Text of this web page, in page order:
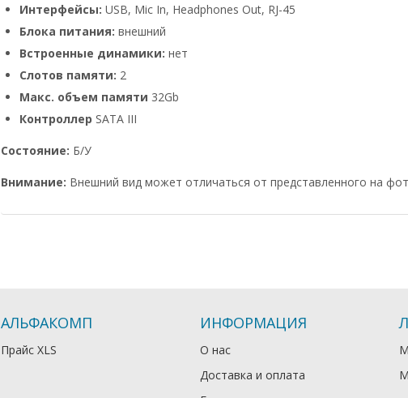
Интерфейсы: USB, Mic In, Headphones Out, RJ-45
Блока питания: внешний
Встроенные динамики: нет
Слотов памяти: 2
Макс. объем памяти 32Gb
Контроллер SATA III
Состояние: Б/У
Внимание: Внешний вид может отличаться от представленного на
АЛЬФАКОМП
Прайс XLS
ИНФОРМАЦИЯ
О нас
Доставка и оплата